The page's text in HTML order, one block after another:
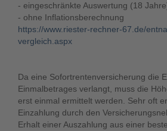
- eingeschränkte Auswertung (18
- ohne Inflationsberechnung
https://www.riester-rechner-67.de/
vergleich.aspx
Da eine Sofortrentenversicherung die
Einmalbetrages verlangt, muss die
erst einmal ermittelt werden. Sehr oft
Einzahlung durch den
Erhalt einer Auszahlung aus einer